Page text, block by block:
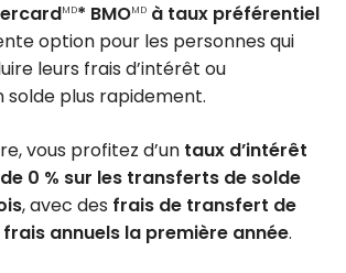
MD* BMOMD à taux préférentiel
option pour les personnes qui
leurs frais d’intérêt ou
solde plus rapidement.
vous profitez d’un taux d’intérêt
0 % sur les transferts de solde
, avec des frais de transfert de
annuels la première année.